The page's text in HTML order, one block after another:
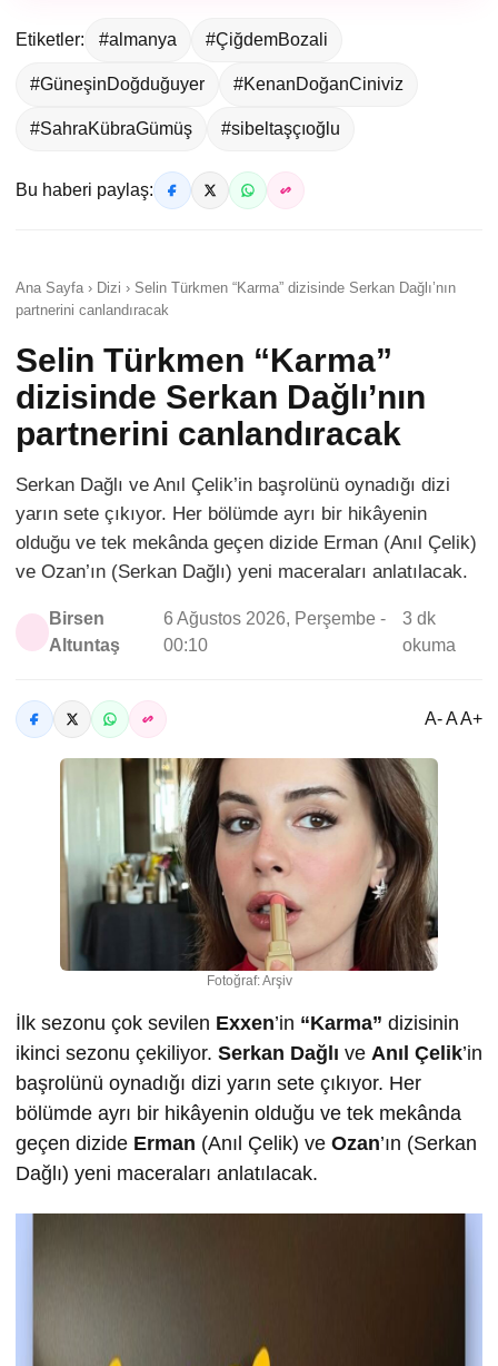
Etiketler: #almanya #ÇiğdemBozali
#GüneşinDoğduğuyer #KenanDoğanCiniviz
#SahraKübraGümüş #sibeltaşçıoğlu
Bu haberi paylaş:
Ana Sayfa › Dizi › Selin Türkmen “Karma” dizisinde Serkan Dağlı’nın
partnerini canlandıracak
Selin Türkmen “Karma”
dizisinde Serkan Dağlı’nın
partnerini canlandıracak
Serkan Dağlı ve Anıl Çelik’in başrolünü oynadığı dizi
yarın sete çıkıyor. Her bölümde ayrı bir hikâyenin
olduğu ve tek mekânda geçen dizide Erman (Anıl Çelik)
ve Ozan’ın (Serkan Dağlı) yeni maceraları anlatılacak.
Birsen
Altuntaş
6 Ağustos 2026, Perşembe -
00:10
3 dk
okuma
A- A A+
Fotoğraf: Arşiv
İlk sezonu çok sevilen Exxen’in “Karma” dizisinin
ikinci sezonu çekiliyor. Serkan Dağlı ve Anıl Çelik’in
başrolünü oynadığı dizi yarın sete çıkıyor. Her
bölümde ayrı bir hikâyenin olduğu ve tek mekânda
geçen dizide Erman (Anıl Çelik) ve Ozan’ın (Serkan
Dağlı) yeni maceraları anlatılacak.